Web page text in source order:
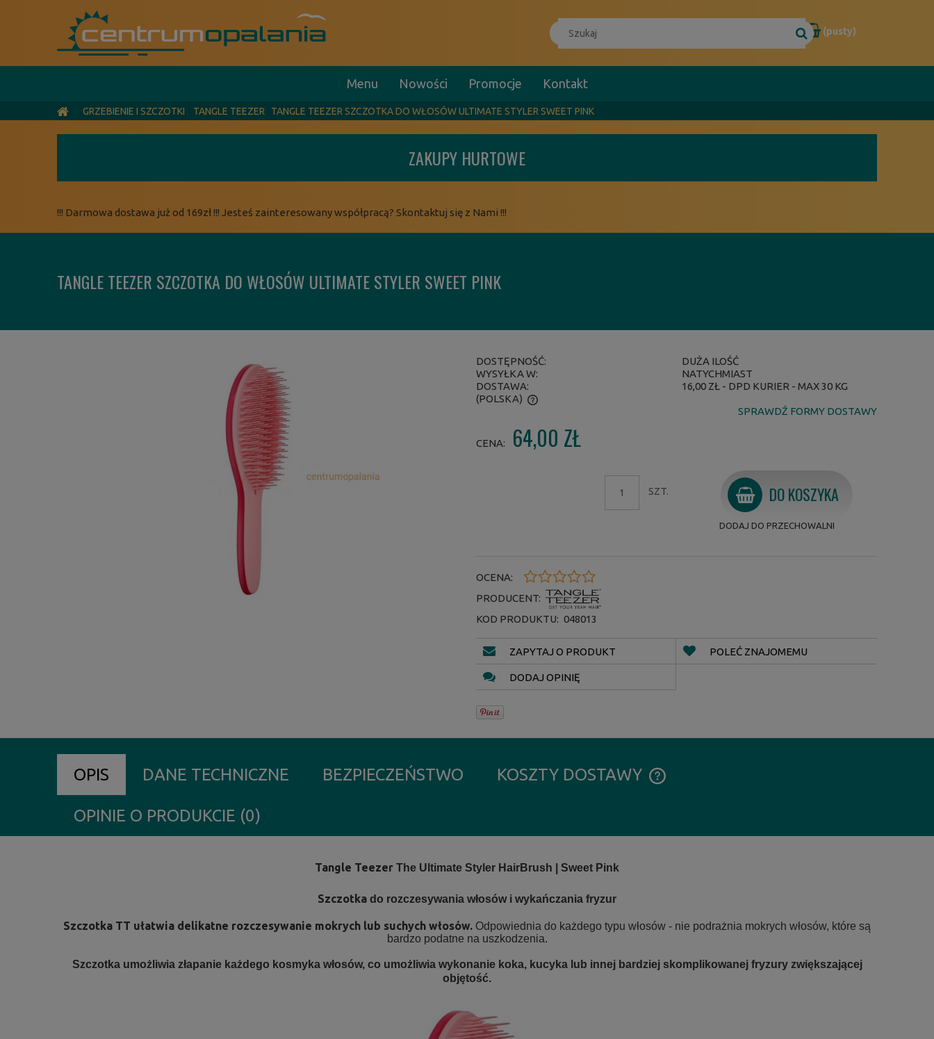
(pusty)
Menu Nowości Promocje Kontakt
GRZEBIENIE I SZCZOTKI TANGLE TEEZER TANGLE TEEZER SZCZOTKA DO WŁOSÓW ULTIMATE STYLER SWEET PINK
ZAKUPY HURTOWE
!!! Darmowa dostawa już od 169zł !!! Jesteś zainteresowany współpracą? Skontaktuj się z Nami !!!
TANGLE TEEZER SZCZOTKA DO WŁOSÓW ULTIMATE STYLER SWEET PINK
DOSTĘPNOŚĆ:
DUŻA ILOŚĆ
WYSYŁKA W:
NATYCHMIAST
DOSTAWA:
16,00 ZŁ - DPD KURIER - MAX 30 KG
(POLSKA)
SPRAWDŹ FORMY DOSTAWY
CENA: 64,00 ZŁ
SZT. DO KOSZYKA
DODAJ DO PRZECHOWALNI
OCENA:
PRODUCENT:
KOD PRODUKTU: 048013
ZAPYTAJ O PRODUKT POLEĆ ZNAJOMEMU
DODAJ OPINIĘ
OPIS DANE TECHNICZNE BEZPIECZEŃSTWO KOSZTY DOSTAWY
OPINIE O PRODUKCIE (0)
Tangle Teezer The Ultimate Styler HairBrush | Sweet Pink
Szczotka do rozczesywania włosów i wykańczania fryzur
Szczotka TT ułatwia delikatne rozczesywanie mokrych lub suchych włosów. Odpowiednia do każdego typu włosów - nie podrażnia mokrych włosów, które są
bardzo podatne na uszkodzenia.
Szczotka umożliwia złapanie każdego kosmyka włosów, co umożliwia wykonanie koka, kucyka lub innej bardziej skomplikowanej fryzury zwiększającej
objętość.